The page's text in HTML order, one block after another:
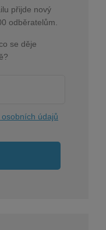
přijde nový
odběratelům.
údajů